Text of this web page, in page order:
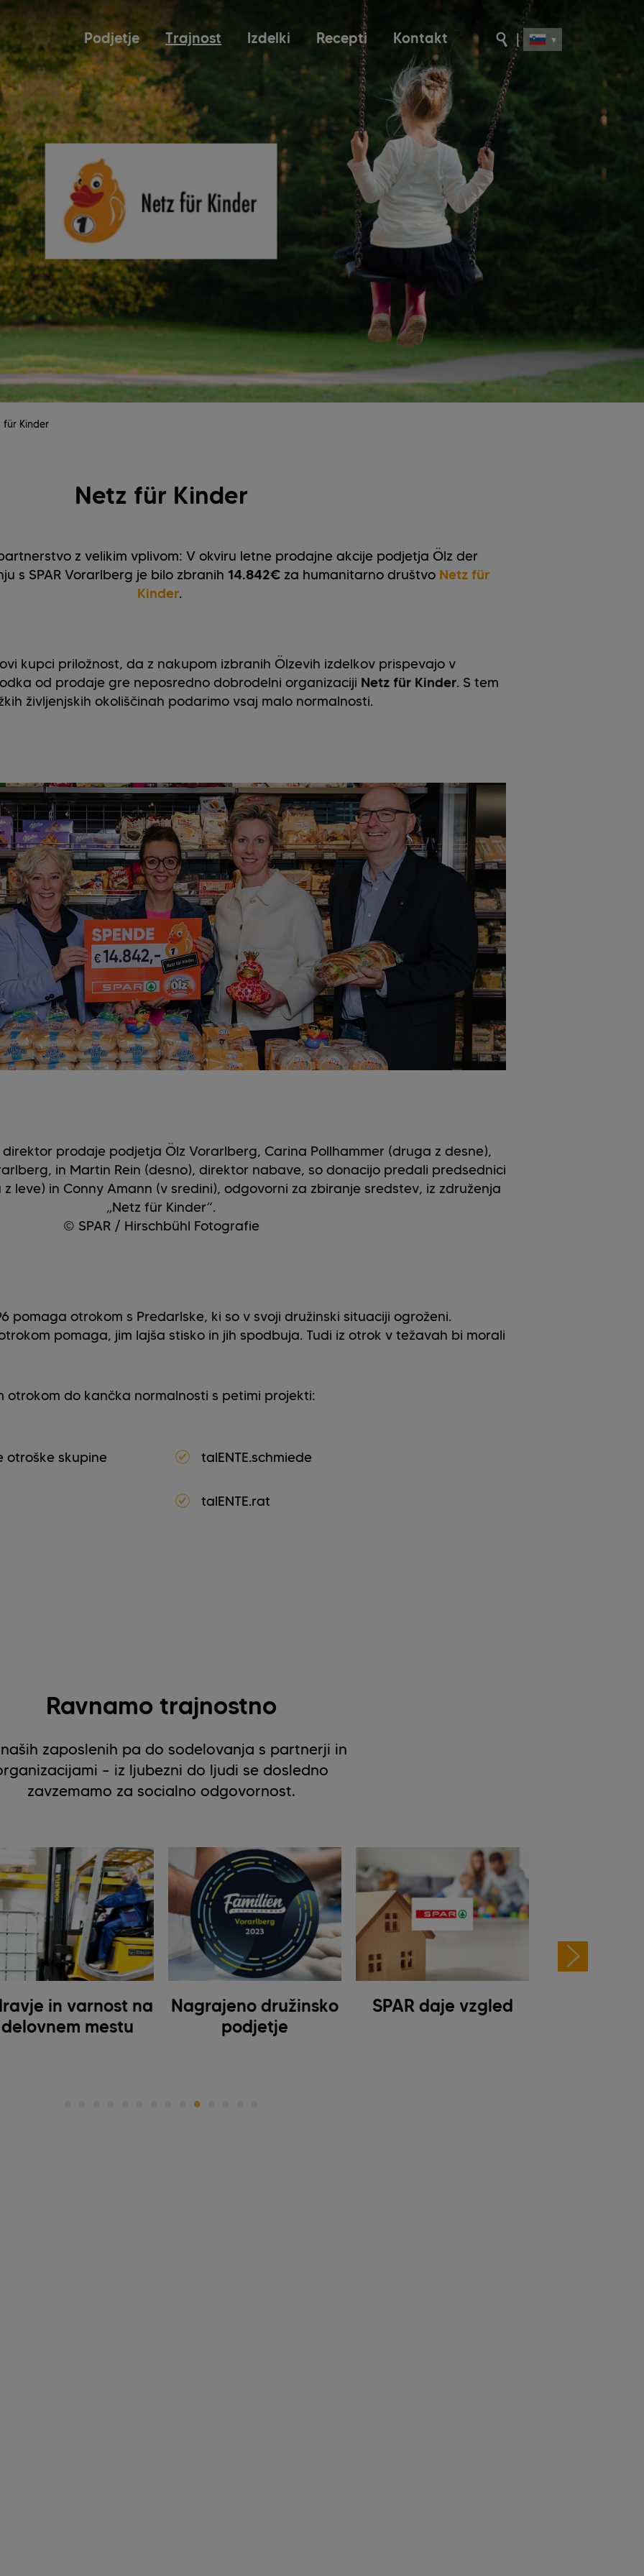
Podjetje Trajnost Izdelki Recepti Kontakt |
für Kinder
Netz für Kinder
z velikim vplivom: V okviru letne prodajne akcije podjetja Ölz der
s SPAR Vorarlberg je bilo zbranih 14.842€ za humanitarno društvo Netz für
Kinder.
kupci priložnost, da z nakupom izbranih Ölzevih izdelkov prispevajo v
od prodaje gre neposredno dobrodelni organizaciji Netz für Kinder. S tem
življenjskih okoliščinah podarimo vsaj malo normalnosti.
prodaje podjetja Ölz Vorarlberg, Carina Pollhammer (druga z desne),
in Martin Rein (desno), direktor nabave, so donacijo predali predsednici
leve) in Conny Amann (v sredini), odgovorni za zbiranje sredstev, iz združenja
„Netz für Kinder“.
© SPAR / Hirschbühl Fotografie
pomaga otrokom s Predarlske, ki so v svoji družinski situaciji ogroženi.
pomaga, jim lajša stisko in jih spodbuja. Tudi iz otrok v težavah bi morali
otrokom do kančka normalnosti s petimi projekti:
otroške skupine talENTE.schmiede
talENTE.rat
Ravnamo trajnostno
zaposlenih pa do sodelovanja s partnerji in
– iz ljubezni do ljudi se dosledno
zavzemamo za socialno odgovornost.
in varnost na
delovnem mestu
Nagrajeno družinsko
podjetje
SPAR daje vzgled